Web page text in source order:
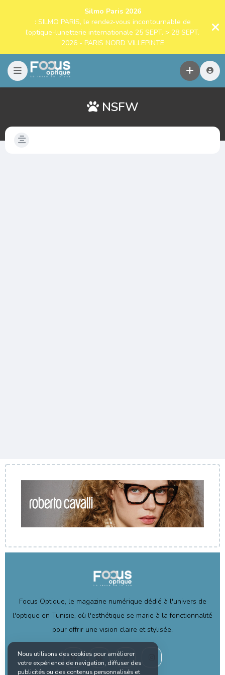
Silmo Paris 2026
: SILMO PARIS, le rendez-vous incontournable de
l’optique-lunetterie internationale 25 SEPT. > 28 SEPT.
2026 - PARIS NORD VILLEPINTE
NSFW
Focus Optique, le magazine numérique dédié à l'univers de
l'optique en Tunisie, où l'esthétique se marie à la fonctionnalité
pour offrir une vision claire et stylisée.
Nous utilisons des cookies pour améliorer
votre expérience de navigation, diffuser des
publicités ou des contenus personnalisés et